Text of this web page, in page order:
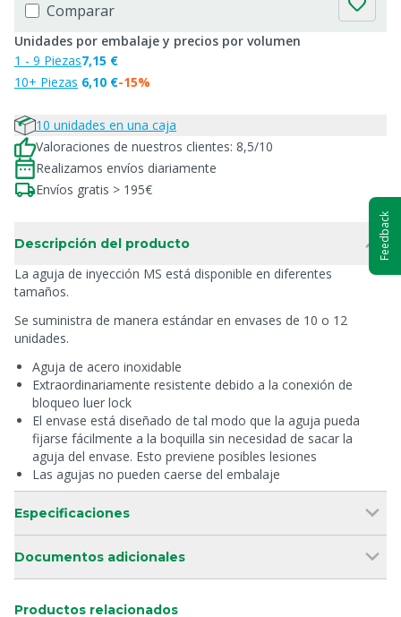
Comparar
Unidades por embalaje y precios por volumen
1 - 9 Piezas
10+ Piezas
7,15 €
6,10 €-15%
10 unidades en una caja
Valoraciones de nuestros clientes: 8,5/10
Realizamos envíos diariamente
Envíos gratis > 195€
Descripción del producto
La aguja de inyección MS está disponible en diferentes
tamaños.
Se suministra de manera estándar en envases de 10 o 12
unidades.
Aguja de acero inoxidable
Extraordinariamente resistente debido a la conexión de
bloqueo luer lock
El envase está diseñado de tal modo que la aguja pueda
fijarse fácilmente a la boquilla sin necesidad de sacar la
aguja del envase. Esto previene posibles lesiones
Las agujas no pueden caerse del embalaje
Especificaciones
Documentos adicionales
Productos relacionados
Feedback